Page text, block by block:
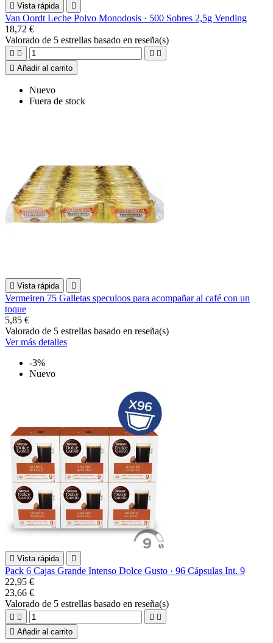
 Vista rápida 
Van Oordt Leche Polvo Monodosis · 500 Sobres 2,5g Vending
18,72 €
Valorado de 5 estrellas basado en reseña(s)
   
 Añadir al carrito
Nuevo
Fuera de stock
 Vista rápida 
Vermeiren 75 Galletas speculoos para acompañar al café con un
toque
5,85 €
Valorado de 5 estrellas basado en reseña(s)
Ver más detalles
-3%
Nuevo
 Vista rápida 
Pack 6 Cajas Grande Intenso Dolce Gusto · 96 Cápsulas Int. 9
22,95 €
23,66 €
Valorado de 5 estrellas basado en reseña(s)
   
 Añadir al carrito